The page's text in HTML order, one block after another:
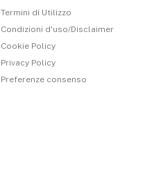
Termini di Utilizzo
Condizioni d'uso/Disclaimer
Cookie Policy
Privacy Policy
Preferenze consenso